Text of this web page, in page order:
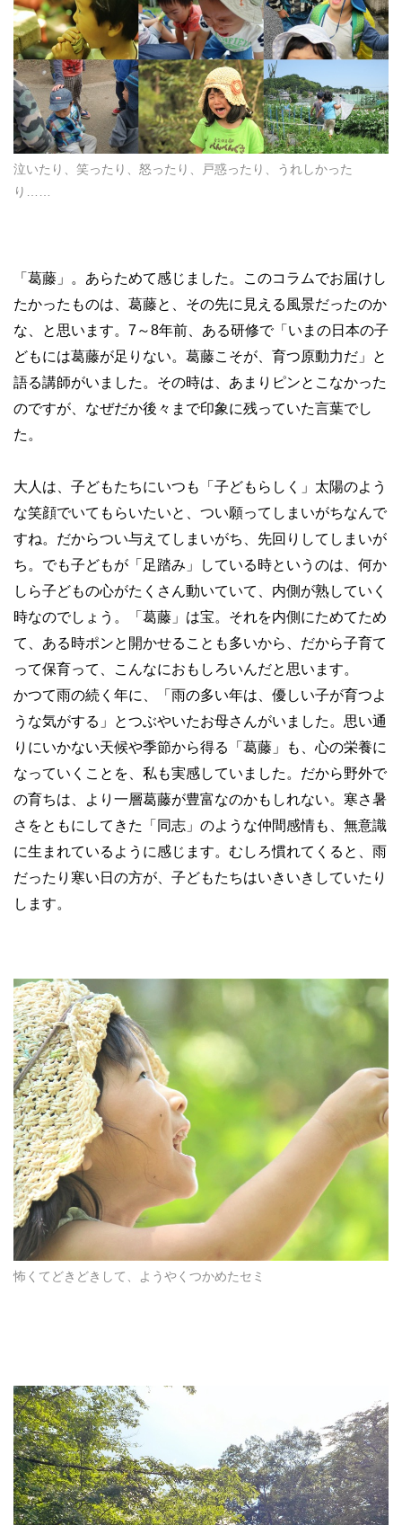
泣いたり、笑ったり、怒ったり、戸惑ったり、うれしかった
り……
「葛藤」。あらためて感じました。このコラムでお届けし
たかったものは、葛藤と、その先に見える風景だったのか
な、と思います。 7～8年前、ある研修で「いまの日本の子
どもには葛藤が足りない。葛藤こそが、育つ原動力だ」と
語る講師がいました。その時は、あまりピンとこなかった
のですが、なぜだか後々まで印象に残っていた言葉でし
た。
大人は、子どもたちにいつも「子どもらしく」太陽のよう
な笑顔でいてもらいたいと、つい願ってしまいがちなんで
すね。だからつい与えてしまいがち、先回りしてしまいが
ち。でも子どもが「足踏み」している時というのは、何か
しら子どもの心がたくさん動いていて、内側が熟していく
時なのでしょう。「葛藤」は宝。それを内側にためてため
て、ある時ポンと開かせることも多いから、だから子育て
って保育って、こんなにおもしろいんだと思います。
かつて雨の続く年に、「雨の多い年は、優しい子が育つよ
うな気がする」とつぶやいたお母さんがいました。思い通
りにいかない天候や季節から得る「葛藤」も、心の栄養に
なっていくことを、私も実感していました。だから野外で
の育ちは、より一層葛藤が豊富なのかもしれない。寒さ暑
さをともにしてきた「同志」のような仲間感情も、無意識
に生まれているように感じます。むしろ慣れてくると、雨
だったり寒い日の方が、子どもたちはいきいきしていたり
します。
怖くてどきどきして、ようやくつかめたセミ